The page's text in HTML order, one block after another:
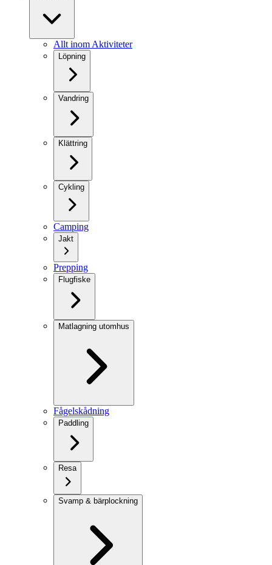
Allt inom Aktiviteter
Löpning
Vandring
Klättring
Cykling
Camping
Jakt
Prepping
Flugfiske
Matlagning utomhus
Fågelskådning
Paddling
Resa
Svamp & bärplockning